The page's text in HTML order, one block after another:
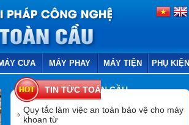
CƯA MÁY PHAY MÁY TIỆN PHỤ KIỆN
TIN TỨC TOÀN CẦU
Quy tắc làm việc an toàn bảo vệ cho máy
khoan từ